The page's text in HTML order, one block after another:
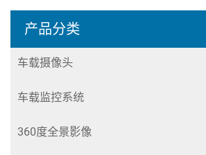
产品分类
车载摄像头
车载监控系统
360度全景影像